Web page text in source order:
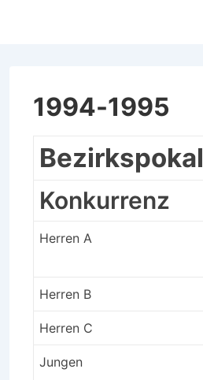
1994-1995
Bezirkspokal
Konkurrenz
Herren A
Herren B
Herren C
Jungen